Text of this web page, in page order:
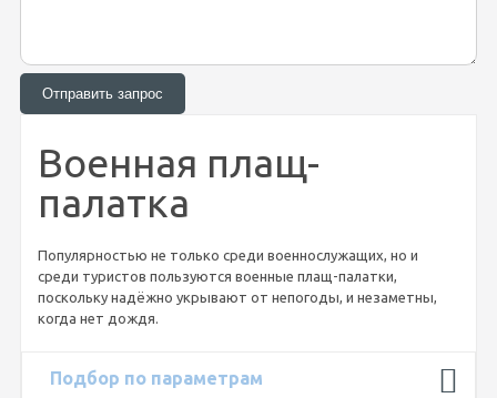
Военная плащ-
палатка
Популярностью не только среди военнослужащих, но и
среди туристов пользуются военные плащ-палатки,
поскольку надёжно укрывают от непогоды, и незаметны,
когда нет дождя.
Подбор по параметрам